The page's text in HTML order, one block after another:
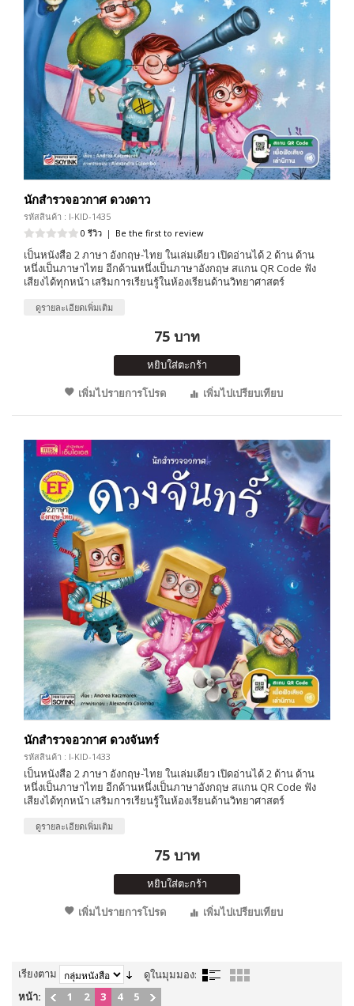
นักสำรวจอวกาศ ดวงดาว
รหัสสินค้า : I-KID-1435
0 รีวิว | Be the first to review
เป็นหนังสือ 2 ภาษา อังกฤษ-ไทย ในเล่มเดียว เปิดอ่านได้ 2 ด้าน ด้าน
หนึ่งเป็นภาษาไทย อีกด้านหนึ่งเป็นภาษาอังกฤษ สแกน QR Code ฟัง
เสียงได้ทุกหน้า เสริมการเรียนรู้ในห้องเรียนด้านวิทยาศาสตร์
ดูรายละเอียดเพิ่มเติม
75 บาท
หยิบใส่ตะกร้า
เพิ่มไปรายการโปรด
เพิ่มไปเปรียบเทียบ
นักสำรวจอวกาศ ดวงจันทร์
รหัสสินค้า : I-KID-1433
เป็นหนังสือ 2 ภาษา อังกฤษ-ไทย ในเล่มเดียว เปิดอ่านได้ 2 ด้าน ด้าน
หนึ่งเป็นภาษาไทย อีกด้านหนึ่งเป็นภาษาอังกฤษ สแกน QR Code ฟัง
เสียงได้ทุกหน้า เสริมการเรียนรู้ในห้องเรียนด้านวิทยาศาสตร์
ดูรายละเอียดเพิ่มเติม
75 บาท
หยิบใส่ตะกร้า
เพิ่มไปรายการโปรด
เพิ่มไปเปรียบเทียบ
เรียงตาม
ดูในมุมมอง:
หน้า:
1 2 3 4 5